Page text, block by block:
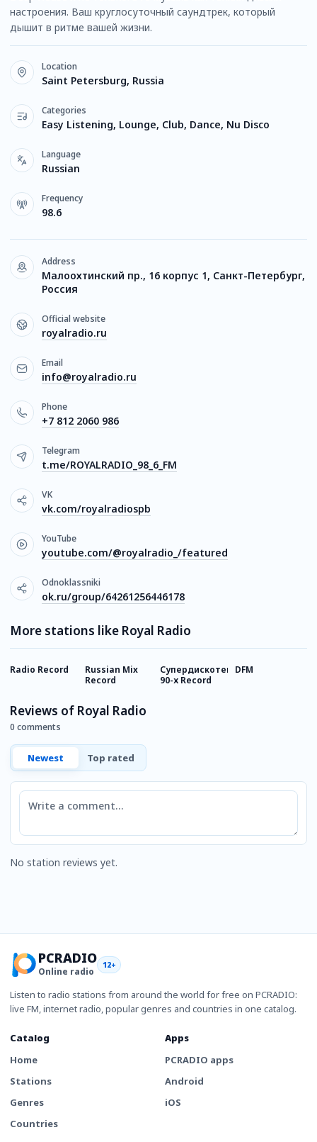
настроения. Ваш круглосуточный саундтрек, который
дышит в ритме вашей жизни.
Location
Saint Petersburg, Russia
Categories
Easy Listening, Lounge, Club, Dance, Nu Disco
Language
Russian
Frequency
98.6
Address
Малоохтинский пр., 16 корпус 1, Санкт-Петербург,
Россия
Official website
royalradio.ru
Email
info@royalradio.ru
Phone
+7 812 2060 986
Telegram
t.me/ROYALRADIO_98_6_FM
VK
vk.com/royalradiospb
YouTube
youtube.com/@royalradio_/featured
Odnoklassniki
ok.ru/group/64261256446178
More stations like Royal Radio
Radio Record
Russian Mix
Record
Супердискотека
90-х Record
DFM
Reviews of Royal Radio
0 comments
Newest Top rated
Comment
No station reviews yet.
PCRADIO
Online radio
12+
Listen to radio stations from around the world for free on PCRADIO:
live FM, internet radio, popular genres and countries in one catalog.
Catalog
Home
Stations
Genres
Countries
Apps
PCRADIO apps
Android
iOS